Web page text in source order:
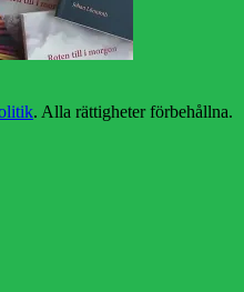
. Alla rättigheter förbehållna.